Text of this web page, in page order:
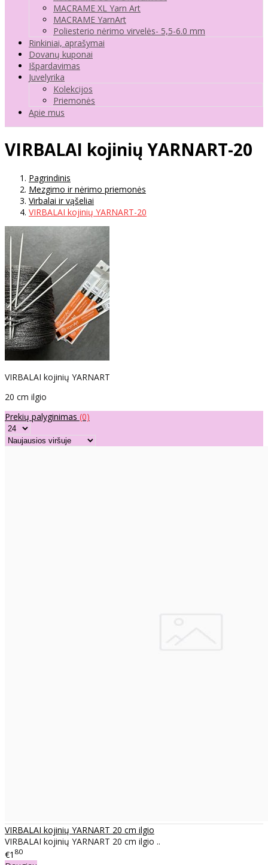
MACRAME XL Yarn Art
MACRAME YarnArt
Poliesterio nėrimo virvelės- 5,5-6.0 mm
Rinkiniai, aprašymai
Dovanų kuponai
Išpardavimas
Juvelyrika
Kolekcijos
Priemonės
Apie mus
VIRBALAI kojinių YARNART-20
Pagrindinis
Mezgimo ir nėrimo priemonės
Virbalai ir vąšeliai
VIRBALAI kojinių YARNART-20
VIRBALAI kojinių YARNART
20 cm ilgio
Prekių palyginimas (0)
VIRBALAI kojinių YARNART 20 cm ilgio
VIRBALAI kojinių YARNART 20 cm ilgio ..
€1 80